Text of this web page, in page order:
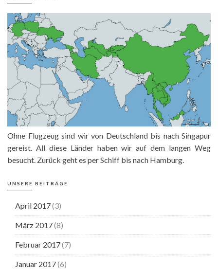
Ohne Flugzeug sind wir von Deutschland bis nach Singapur
gereist. All diese Länder haben wir auf dem langen Weg
besucht. Zurück geht es per Schiff bis nach Hamburg.
UNSERE BEITRÄGE
April 2017(3)
März 2017(8)
Februar 2017(7)
Januar 2017(6)